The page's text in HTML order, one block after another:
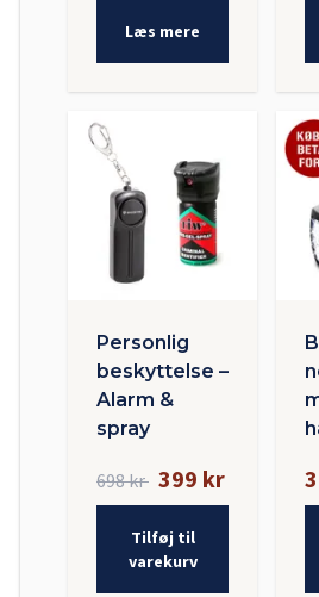
Læs mere
Personlig
beskyttelse –
Alarm &
spray
698 kr 399 kr
Tilføj til
varekurv